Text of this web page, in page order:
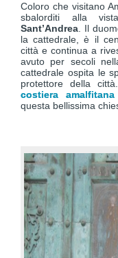
Coloro che visitano
sbalorditi alla
Sant’Andrea . Il
la cattedrale, è il
città e continua a
avuto per secoli
cattedrale ospita le
protettore della
costiera amalfitana
questa bellissima